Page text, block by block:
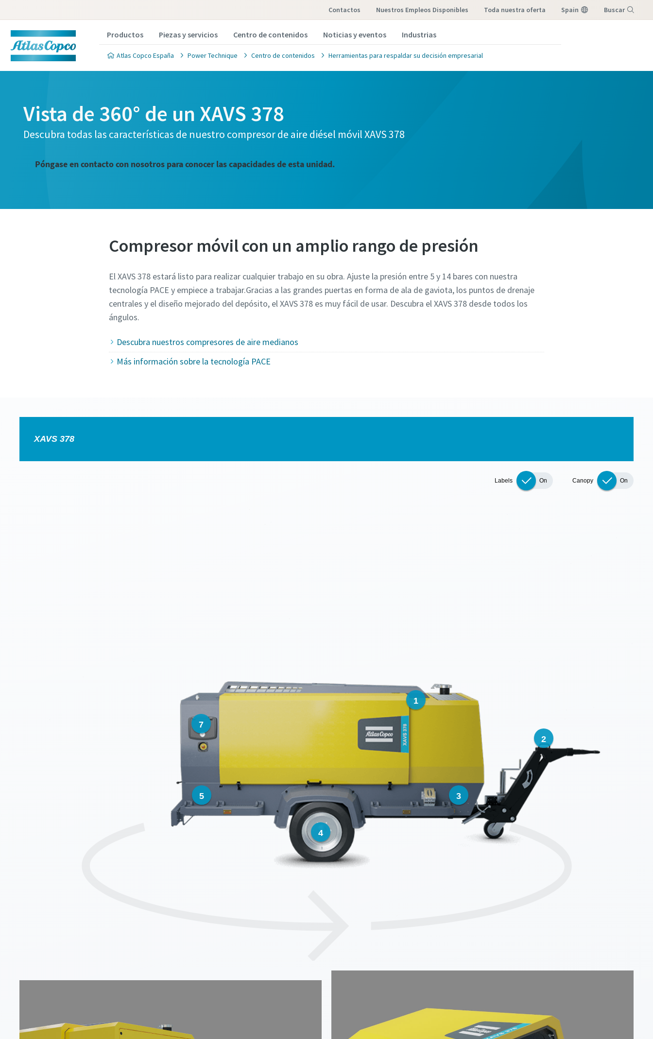
Contactos Nuestros Empleos Disponibles toda nuestra oferta Spain Buscar
Productos Piezas y servicios Centro de contenidos Noticias y eventos Industrias
Atlas Copco España Power Technique Centro de contenidos Herramientas para respaldar su decisión empresarial
Vista de 360° de un XAVS 378
Descubra todas las características de nuestro compresor de aire diésel móvil XAVS 378
Póngase en contacto con nosotros para conocer las capacidades de esta unidad.
Compresor móvil con un amplio rango de presión
El XAVS 378 estará listo para realizar cualquier trabajo en su obra. Ajuste la presión entre 5 y 14 bares con nuestra
tecnología PACE y empiece a trabajar.Gracias a las grandes puertas en forma de ala de gaviota, los puntos de drenaje
centrales y el diseño mejorado del depósito, el XAVS 378 es muy fácil de usar. Descubra el XAVS 378 desde todos los
ángulos.
Descubra nuestros compresores de aire medianos
Más información sobre la tecnología PACE